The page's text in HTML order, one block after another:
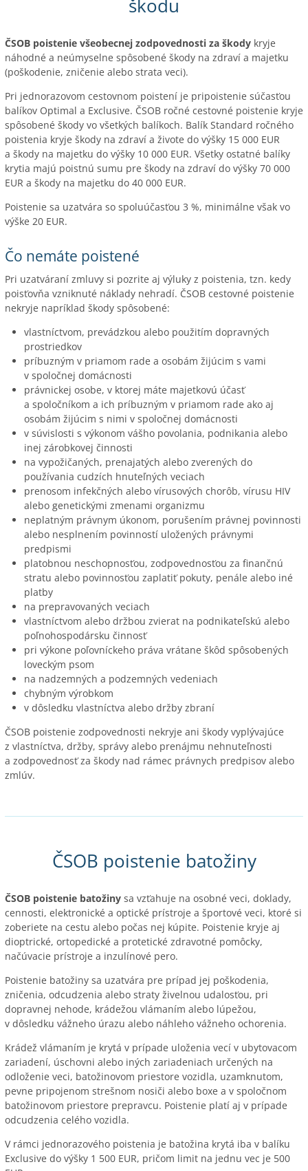
škodu
ČSOB poistenie všeobecnej zodpovednosti za škody kryje
náhodné a neúmyselne spôsobené škody na zdraví a majetku
(poškodenie, zničenie alebo strata veci).
Pri jednorazovom cestovnom poistení je pripoistenie súčasťou
balíkov Optimal a Exclusive. ČSOB ročné cestovné poistenie kryje
spôsobené škody vo všetkých balíkoch. Balík Standard ročného
poistenia kryje škody na zdraví a živote do výšky 15 000 EUR
a škody na majetku do výšky 10 000 EUR. Všetky ostatné balíky
krytia majú poistnú sumu pre škody na zdraví do výšky 70 000
EUR a škody na majetku do 40 000 EUR.
Poistenie sa uzatvára so spoluúčasťou 3 %, minimálne však vo
výške 20 EUR.
Čo nemáte poistené
Pri uzatváraní zmluvy si pozrite aj výluky z poistenia, tzn. kedy
poisťovňa vzniknuté náklady nehradí. ČSOB cestovné poistenie
nekryje napríklad škody spôsobené:
vlastníctvom, prevádzkou alebo použitím dopravných
prostriedkov
príbuzným v priamom rade a osobám žijúcim s vami
v spoločnej domácnosti
právnickej osobe, v ktorej máte majetkovú účasť
a spoločníkom a ich príbuzným v priamom rade ako aj
osobám žijúcim s nimi v spoločnej domácnosti
v súvislosti s výkonom vášho povolania, podnikania alebo
inej zárobkovej činnosti
na vypožičaných, prenajatých alebo zverených do
používania cudzích hnuteľných veciach
prenosom infekčných alebo vírusových chorôb, vírusu HIV
alebo genetickými zmenami organizmu
neplatným právnym úkonom, porušením právnej povinnosti
alebo nesplnením povinností uložených právnymi
predpismi
platobnou neschopnosťou, zodpovednosťou za finančnú
stratu alebo povinnosťou zaplatiť pokuty, penále alebo iné
platby
na prepravovaných veciach
vlastníctvom alebo držbou zvierat na podnikateľskú alebo
poľnohospodársku činnosť
pri výkone poľovníckeho práva vrátane škôd spôsobených
loveckým psom
na nadzemných a podzemných vedeniach
chybným výrobkom
v dôsledku vlastníctva alebo držby zbraní
ČSOB poistenie zodpovednosti nekryje ani škody vyplývajúce
z vlastníctva, držby, správy alebo prenájmu nehnuteľnosti
a zodpovednosť za škody nad rámec právnych predpisov alebo
zmlúv.
ČSOB poistenie batožiny
ČSOB poistenie batožiny sa vzťahuje na osobné veci, doklady,
cennosti, elektronické a optické prístroje a športové veci, ktoré si
zoberiete na cestu alebo počas nej kúpite. Poistenie kryje aj
dioptrické, ortopedické a protetické zdravotné pomôcky,
načúvacie prístroje a inzulínové pero.
Poistenie batožiny sa uzatvára pre prípad jej poškodenia,
zničenia, odcudzenia alebo straty živelnou udalosťou, pri
dopravnej nehode, krádežou vlámaním alebo lúpežou,
v dôsledku vážneho úrazu alebo náhleho vážneho ochorenia.
Krádež vlámaním je krytá v prípade uloženia vecí v ubytovacom
zariadení, úschovni alebo iných zariadeniach určených na
odloženie veci, batožinovom priestore vozidla, uzamknutom,
pevne pripojenom strešnom nosiči alebo boxe a v spoločnom
batožinovom priestore prepravcu. Poistenie platí aj v prípade
odcudzenia celého vozidla.
V rámci jednorazového poistenia je batožina krytá iba v balíku
Exclusive do výšky 1 500 EUR, pričom limit na jednu vec je 500